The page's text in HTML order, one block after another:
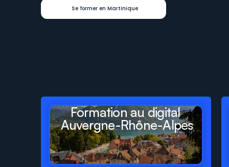
Se former en Martinique
départementsetrégions
Formation au digital
Auvergne-Rhône-Alpes